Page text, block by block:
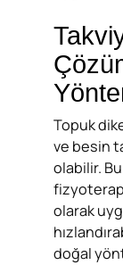
Topuk
ve besin
olabilir.
olarak
doğal